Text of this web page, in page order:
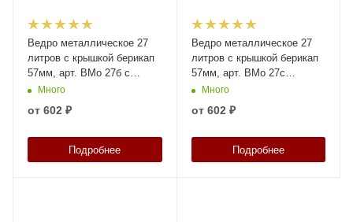
Ведро металлическое 27
литров с крышкой берикап
57мм, арт. ВМо 27б с
берикапом 57мм, код:
Много
от 602 ₽
Подробнее
Ведро металлическое 27
литров с крышкой берикап
57мм, арт. ВМо 27с
берикап 57мм, код: 25551
Много
от 602 ₽
Подробнее